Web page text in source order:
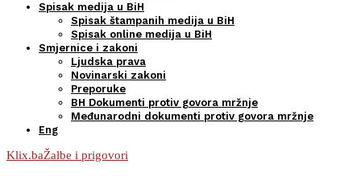
Spisak medija u BiH
Spisak štampanih medija u BiH
Spisak online medija u BiH
Smjernice i zakoni
Ljudska prava
Novinarski zakoni
Preporuke
BH Dokumenti protiv govora mržnje
Međunarodni dokumenti protiv govora mržnje
Eng
Klix.baŽalbe i prigovori